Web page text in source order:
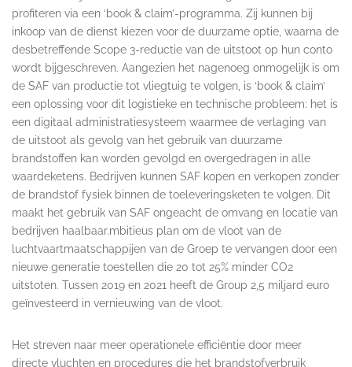
profiteren via een ‘book & claim’-programma. Zij kunnen bij
inkoop van de dienst kiezen voor de duurzame optie, waarna de
desbetreffende Scope 3-reductie van de uitstoot op hun conto
wordt bijgeschreven. Aangezien het nagenoeg onmogelijk is om
de SAF van productie tot vliegtuig te volgen, is ‘book & claim’
een oplossing voor dit logistieke en technische probleem: het is
een digitaal administratiesysteem waarmee de verlaging van
de uitstoot als gevolg van het gebruik van duurzame
brandstoffen kan worden gevolgd en overgedragen in alle
waardeketens. Bedrijven kunnen SAF kopen en verkopen zonder
de brandstof fysiek binnen de toeleveringsketen te volgen. Dit
maakt het gebruik van SAF ongeacht de omvang en locatie van
bedrijven haalbaar.mbitieus plan om de vloot van de
luchtvaartmaatschappijen van de Groep te vervangen door een
nieuwe generatie toestellen die 20 tot 25% minder CO2
uitstoten. Tussen 2019 en 2021 heeft de Group 2,5 miljard euro
geïnvesteerd in vernieuwing van de vloot.
Het streven naar meer operationele efficiëntie door meer
directe vluchten en procedures die het brandstofverbruik